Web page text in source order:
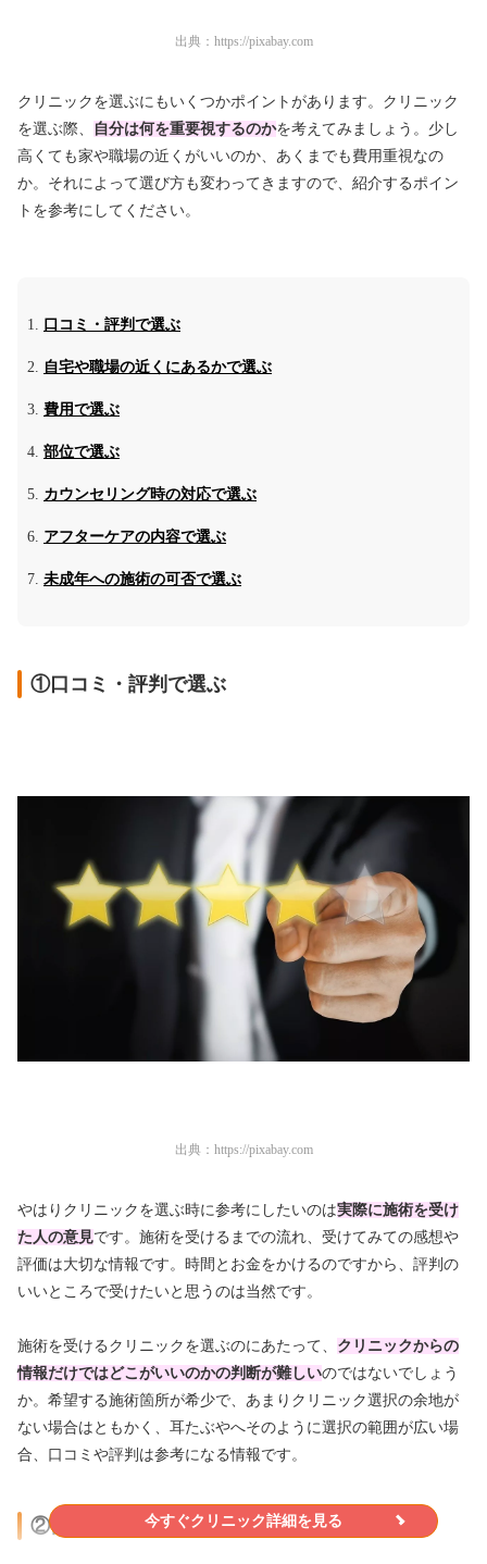
出典： https://pixabay.com
クリニックを選ぶにもいくつかポイントがあります。クリニック
を選ぶ際、
自分は何を重要視するのかを考えてみましょう。少し
高くても家や職場の近くがいいのか、あくまでも費用重視なの
か。それによって選び方も変わってきますので、紹介するポイン
トを参考にしてください。
口コミ・評判で選ぶ
自宅や職場の近くにあるかで選ぶ
費用で選ぶ
部位で選ぶ
カウンセリング時の対応で選ぶ
アフターケアの内容で選ぶ
未成年への施術の可否で選ぶ
①口コミ・評判で選ぶ
出典： https://pixabay.com
やはりクリニックを選ぶ時に参考にしたいのは実際に施術を受け
た人の意見です。施術を受けるまでの流れ、受けてみての感想や
評価は大切な情報です。時間とお金をかけるのですから、評判の
いいところで受けたいと思うのは当然です。
施術を受けるクリニックを選ぶのにあたって、 クリニックからの
情報だけではどこがいいのかの判断が難しいのではないでしょう
か。希望する施術箇所が希少で、あまりクリニック選択の余地が
ない場合はともかく、耳たぶやへそのように選択の範囲が広い場
合、口コミや評判は参考になる情報です。
②自宅や職場の近くにあるかで選ぶ
今すぐクリニック詳細を見る